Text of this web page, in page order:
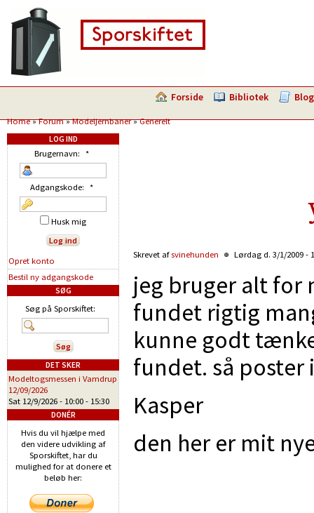
Forside Bibliotek Blog
Home»Forum»Modeljernbaner»Generelt
Skrevet afsvinehunden Lørdag d. 3/1/2009 -
jeg bruger alt for
fundet rigtig
kunne godt
fundet. så poster
Kasper
den her er mit
LOG IND
Brugernavn: *
Adgangskode: *
Husk mig
Opret konto
Bestil ny adgangskode
SØG
Søg på Sporskiftet:
DET SKER
Modeltogsmessen i Vamdrup
12/09/2026
Sat 12/9/2026 - 10:00 - 15:30
DONÉR
Hvis du vil hjælpe med
den videre udvikling af
Sporskiftet, har du
mulighed for at donere et
beløb her: